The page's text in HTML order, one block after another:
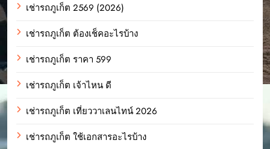
เช่ารถภูเก็ต 2569 (2026)
เช่ารถภูเก็ต ต้องเช็คอะไรบ้าง
เช่ารถภูเก็ต ราคา 599
เช่ารถภูเก็ต เจ้าไหน ดี
เช่ารถภูเก็ต เที่ยววาเลนไทน์ 2026
เช่ารถภูเก็ต ใช้เอกสารอะไรบ้าง